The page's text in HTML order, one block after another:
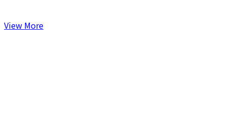
View More